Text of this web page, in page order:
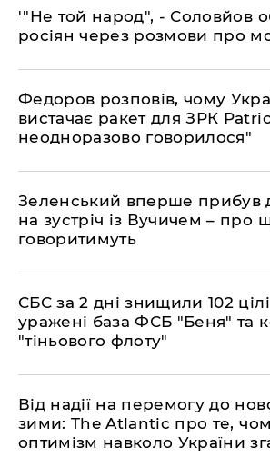
​'"Не той народ", - Соловйов
росіян через розмови про
​Федоров розповів, чому
вистачає ракет для ЗРК
неодноразово говорилося"
​Зеленський вперше прибув
на зустріч із Вучичем – про
говоритимуть
​СБС за 2 дні знищили 102
уражені база ФСБ "Беня" та
"тіньового флоту"
​Від надії на перемогу до
зими: The Atlantic про те,
оптимізм навколо України